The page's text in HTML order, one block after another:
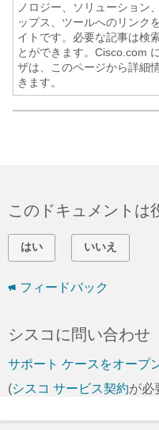
ノロジー、ソリューション
ップス、ツールへのリンク
イトです。必要な記事は検
とができます。Cisco.com
ザは、このページから詳細
きます。
このドキュメントは
はい いいえ
フィードバック
シスコに問い合わせ
サポート ケースをオープ
(シスコ サービス契約が必